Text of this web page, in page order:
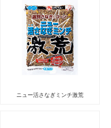
ニュー活さなぎミンチ激荒